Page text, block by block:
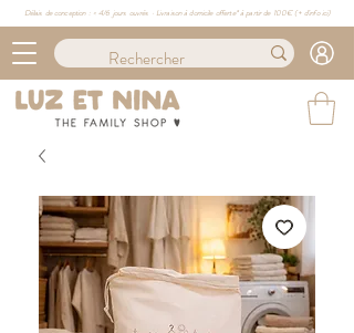
Délais de conception : ≈ 4/6 jours ouvrés · Livraison à domicile offerte* à partir de 100€ (+ d'info ici)